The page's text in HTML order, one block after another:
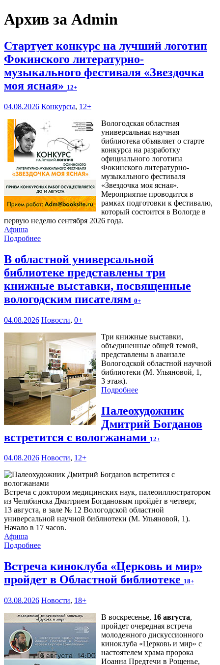
Архив за Admin
Стартует конкурс на лучший логотип
Фокинского литературно-
музыкального фестиваля «Звездочка
моя ясная» 12+
04.08.2026 Конкурсы, 12+
Вологодская областная
универсальная научная
библиотека объявляет о старте
конкурса на разработку
официального логотипа
Фокинского литературно-
музыкального фестиваля
«Звездочка моя ясная».
Мероприятие проводится в
рамках подготовки к фестивалю,
который состоится в Вологде в
первую неделю сентября 2026 года.
Афиша
Подробнее
В областной универсальной
библиотеке представлены три
книжные выставки, посвященные
вологодским писателям 0+
04.08.2026 Новости, 0+
Три книжные выставки,
объединенные общей темой,
представлены в аванзале
Вологодской областной научной
библиотеки (М. Ульяновой, 1,
3 этаж).
Подробнее
Палеохудожник
Дмитрий Богданов
встретится с вологжанами 12+
04.08.2026 Новости, 12+
Встреча с доктором медицинских наук, палеоиллюстратором
из Челябинска Дмитрием Богдановым пройдёт в четверг,
13 августа, в зале № 12 Вологодской областной
универсальной научной библиотеки (М. Ульяновой, 1).
Начало в 17 часов.
Афиша
Подробнее
Встреча киноклуба «Церковь и мир»
пройдет в Областной библиотеке 18+
03.08.2026 Новости, 18+
В воскресенье, 16 августа,
пройдет очередная встреча
молодежного дискуссионного
киноклуба «Церковь и мир» с
настоятелем храма пророка
Иоанна Предтечи в Рощенье,